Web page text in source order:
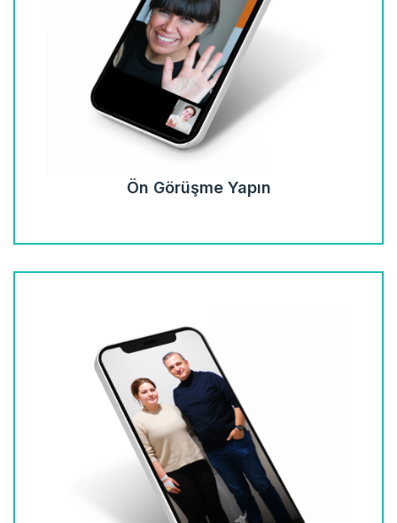
Ön Görüşme Yapın